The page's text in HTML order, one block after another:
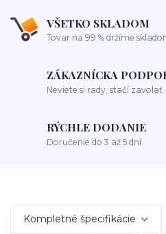
VŠETKO SKLADOM
Tovar na 99 % držíme
ZÁKAZNÍCKA
Neviete si rady, stačí zavolať
RÝCHLE DODANIE
Doručenie do 3 až 5 dní
Kompletné špecifikácie